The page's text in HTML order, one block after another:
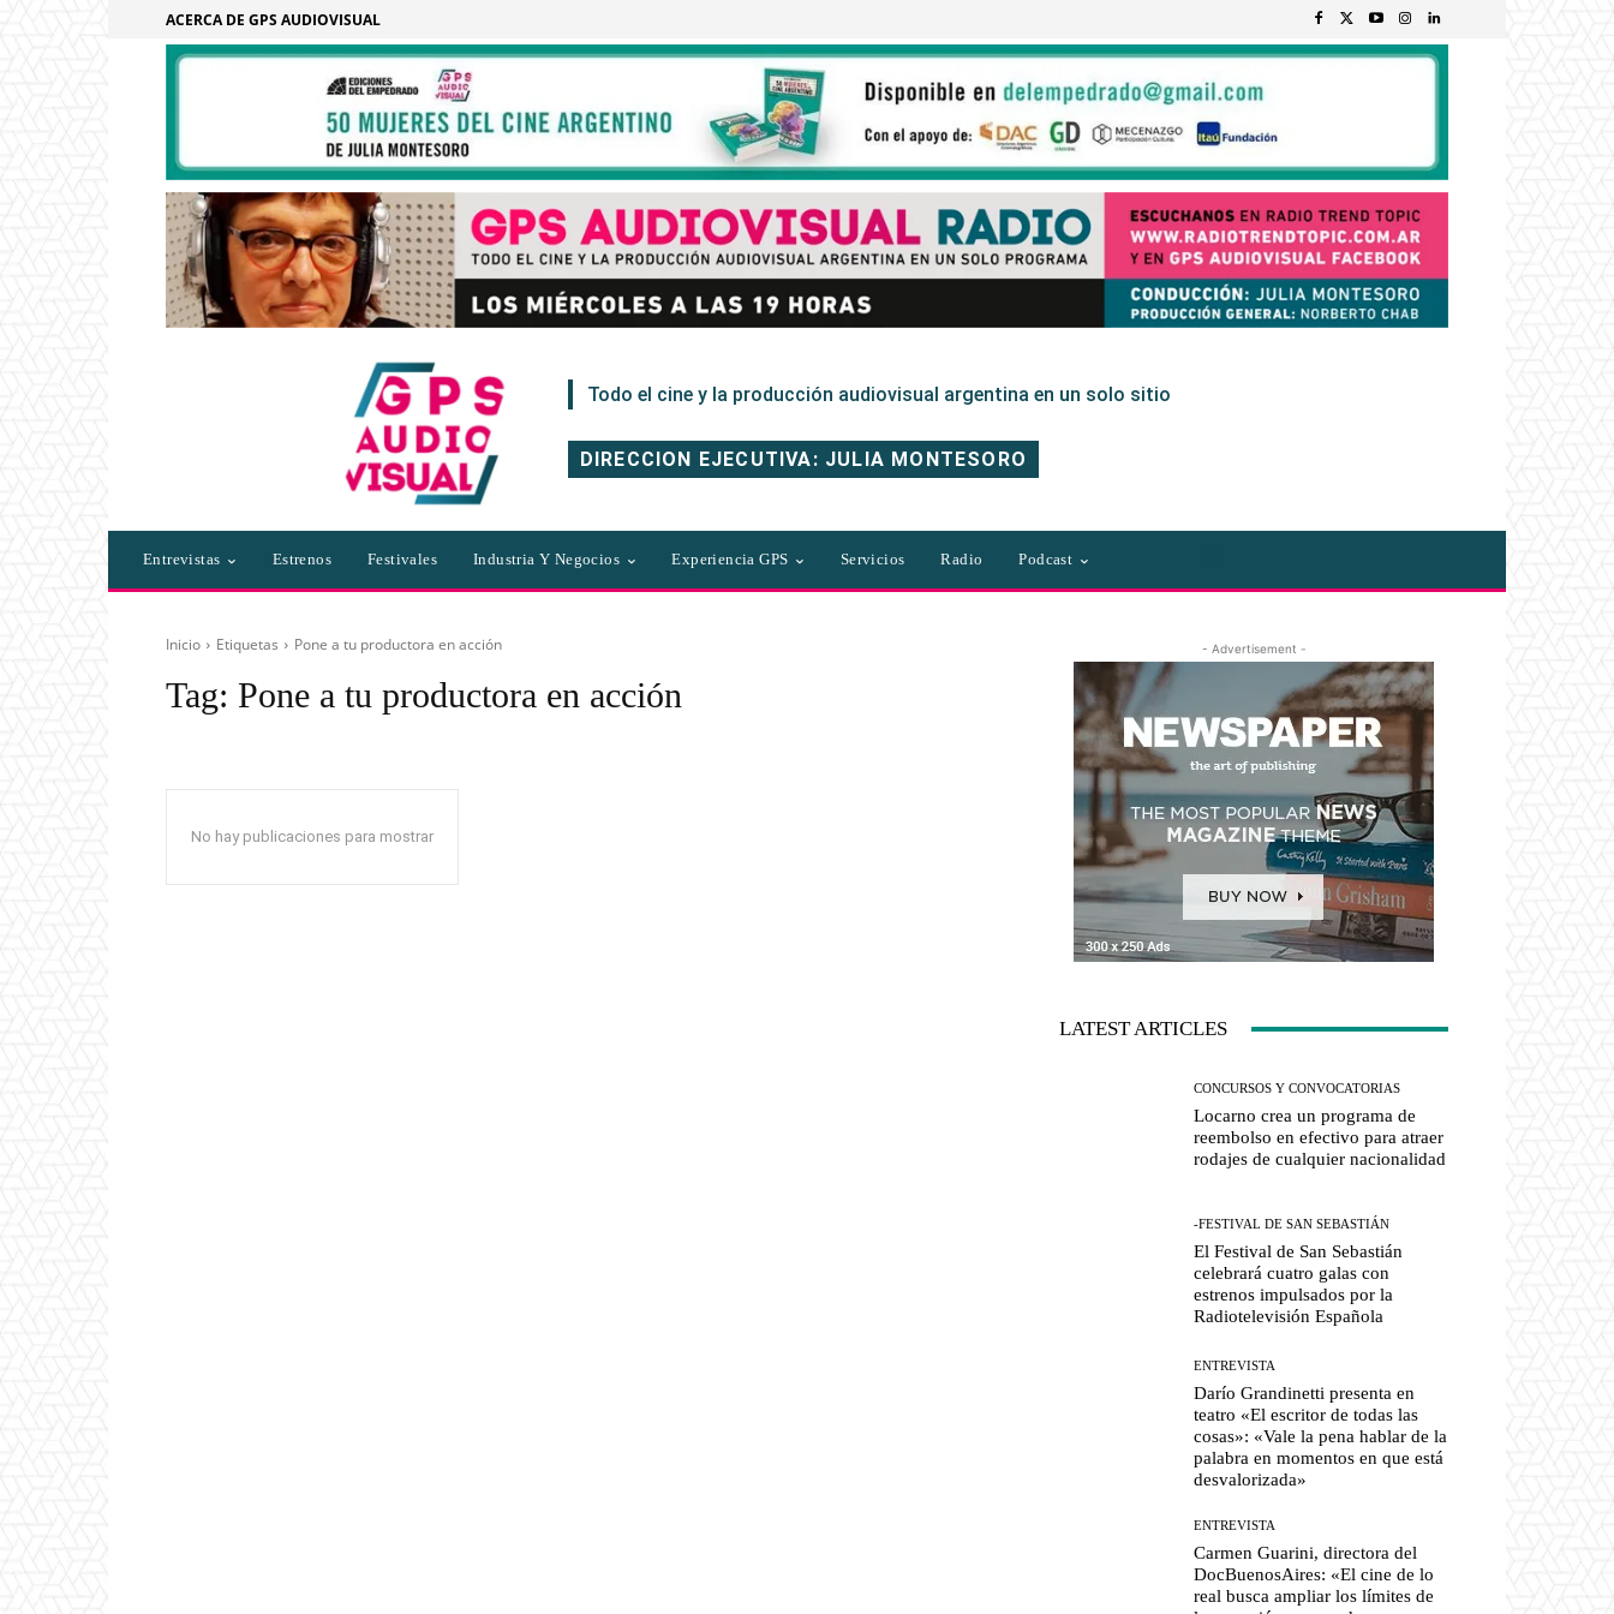
ACERCA DE GPS AUDIOVISUAL
Todo el cine y la producción audiovisual argentina en un solo sitio
DIRECCION EJECUTIVA: JULIA MONTESORO
Entrevistas Estrenos Festivales Industria Y Negocios Experiencia GPS Servicios Radio Podcast
Inicio Etiquetas Pone a tu productora en acción
Tag: Pone a tu productora en acción
No hay publicaciones para mostrar
- Advertisement -
LATEST ARTICLES
CONCURSOS Y CONVOCATORIAS
Locarno crea un programa de
reembolso en efectivo para atraer
rodajes de cualquier nacionalidad
-FESTIVAL DE SAN SEBASTIÁN
El Festival de San Sebastián
celebrará cuatro galas con
estrenos impulsados por la
Radiotelevisión Española
ENTREVISTA
Darío Grandinetti presenta en
teatro «El escritor de todas las
cosas»: «Vale la pena hablar de la
palabra en momentos en que está
desvalorizada»
ENTREVISTA
Carmen Guarini, directora del
DocBuenosAires: «El cine de lo
real busca ampliar los límites de